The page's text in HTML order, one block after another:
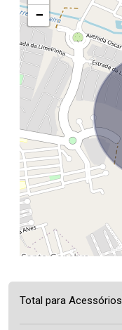
−
Total para Acessórios